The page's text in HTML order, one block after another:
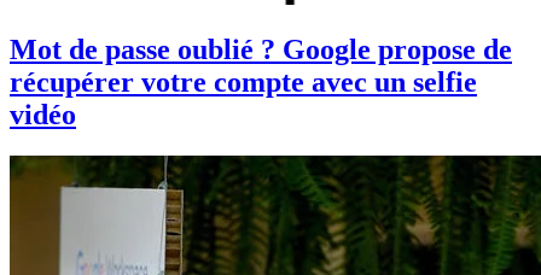
Mot de passe oublié ? Google propose de
récupérer votre compte avec un selfie
vidéo